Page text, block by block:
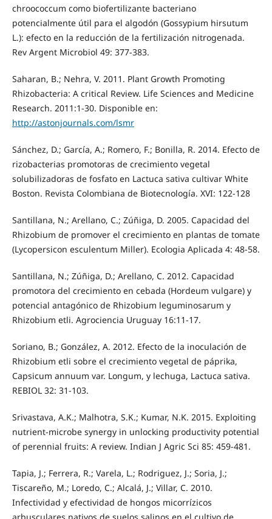
chroococcum como biofertilizante bacteriano
potencialmente útil para el algodón (Gossypium hirsutum
L.): efecto en la reducción de la fertilización nitrogenada.
Rev Argent Microbiol 49: 377-383.
Saharan, B.; Nehra, V. 2011. Plant Growth Promoting
Rhizobacteria: A critical Review. Life Sciences and Medicine
Research. 2011:1-30. Disponible en:
http://astonjournals.com/lsmr
Sánchez, D.; García, A.; Romero, F.; Bonilla, R. 2014. Efecto de
rizobacterias promotoras de crecimiento vegetal
solubilizadoras de fosfato en Lactuca sativa cultivar White
Boston. Revista Colombiana de Biotecnología. XVI: 122-128
Santillana, N.; Arellano, C.; Zúñiga, D. 2005. Capacidad del
Rhizobium de promover el crecimiento en plantas de tomate
(Lycopersicon esculentum Miller). Ecologia Aplicada 4: 48-58.
Santillana, N.; Zúñiga, D.; Arellano, C. 2012. Capacidad
promotora del crecimiento en cebada (Hordeum vulgare) y
potencial antagónico de Rhizobium leguminosarum y
Rhizobium etli. Agrociencia Uruguay 16:11-17.
Soriano, B.; González, A. 2012. Efecto de la inoculación de
Rhizobium etli sobre el crecimiento vegetal de páprika,
Capsicum annuum var. Longum, y lechuga, Lactuca sativa.
REBIOL 32: 31-103.
Srivastava, A.K.; Malhotra, S.K.; Kumar, N.K. 2015. Exploiting
nutrient-microbe synergy in unlocking productivity potential
of perennial fruits: A review. Indian J Agric Sci 85: 459-481.
Tapia, J.; Ferrera, R.; Varela, L.; Rodriguez, J.; Soria, J.;
Tiscareño, M.; Loredo, C.; Alcalá, J.; Villar, C. 2010.
Infectividad y efectividad de hongos micorrízicos